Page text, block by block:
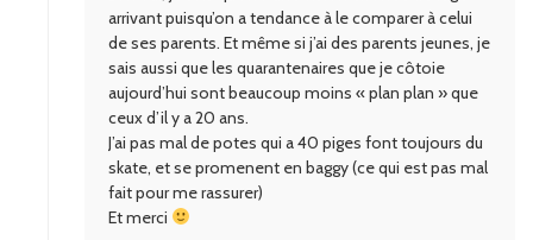
arrivant puisqu’on a tendance à le comparer à celui
de ses parents. Et même si j’ai des parents jeunes, je
sais aussi que les quarantenaires que je côtoie
aujourd’hui sont beaucoup moins « plan plan » que
ceux d’il y a 20 ans.
J’ai pas mal de potes qui a 40 piges font toujours du
skate, et se promenent en baggy (ce qui est pas mal
fait pour me rassurer)
Et merci